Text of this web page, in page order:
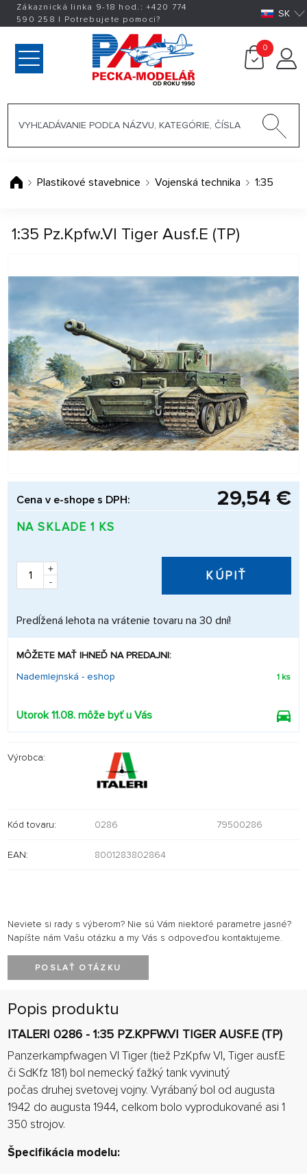
Zákaznická linka 9-18 hod.:+420 774
590 258 | Potrebujete pomoci? SK
0
Plastikové stavebnice Vojenská technika 1:35
1:35 Pz.Kpfw.VI Tiger Ausf.E (TP)
Cena v e-shope s DPH: 29,54 €
NA SKLADE 1 KS
+
-
KÚPIŤ
Predĺžená lehota na vrátenie tovaru na 30 dní!
MÔŽETE MAŤ IHNEĎ NA PREDAJNI:
Nademlejnská - eshop
1 ks
Utorok 11.08. môže byť u Vás
Výrobca:
Kód tovaru: 0286 79500286
EAN: 8001283802864
Neviete si rady s výberom? Nie sú Vám niektoré parametre jasné?
Napíšte nám Vašu otázku a my Vás s odpoveďou kontaktujeme.
POSLAŤ OTÁZKU
Popis produktu
ITALERI 0286 - 1:35 PZ.KPFW.VI TIGER AUSF.E (TP)
Panzerkampfwagen VI Tiger (tiež PzKpfw VI, Tiger ausf.E
či SdKfz 181) bol nemecký ťažký tank vyvinutý
počas druhej svetovej vojny. Vyrábaný bol od augusta
1942 do augusta 1944, celkom bolo vyprodukované asi 1
350 strojov.
Špecifikácia modelu: